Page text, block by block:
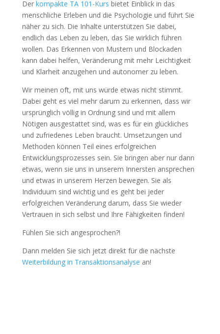
Der kompakte TA 101-Kurs bietet Einblick in das
menschliche Erleben und die Psychologie und führt Sie
näher zu sich. Die Inhalte unterstützen Sie dabei,
endlich das Leben zu leben, das Sie wirklich führen
wollen. Das Erkennen von Mustern und Blockaden
kann dabei helfen, Veränderung mit mehr Leichtigkeit
und Klarheit anzugehen und autonomer zu leben.
Wir meinen oft, mit uns würde etwas nicht stimmt.
Dabei geht es viel mehr darum zu erkennen, dass wir
ursprünglich völlig in Ordnung sind und mit allem
Nötigen ausgestattet sind, was es für ein glückliches
und zufriedenes Leben braucht. Umsetzungen und
Methoden können Teil eines erfolgreichen
Entwicklungsprozesses sein. Sie bringen aber nur dann
etwas, wenn sie uns in unserem Innersten ansprechen
und etwas in unserem Herzen bewegen. Sie als
Individuum sind wichtig und es geht bei jeder
erfolgreichen Veränderung darum, dass Sie wieder
Vertrauen in sich selbst und Ihre Fähigkeiten finden!
Fühlen Sie sich angesprochen?!
Dann melden Sie sich jetzt direkt für die nächste
Weiterbildung in Transaktionsanalyse an!